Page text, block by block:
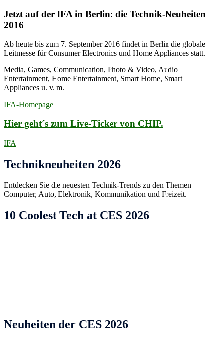
Jetzt auf der IFA in Berlin: die Technik-Neuheiten
2016
Ab heute bis zum 7. September 2016 findet in Berlin die globale
Leitmesse für Consumer Electronics und Home Appliances statt.
Media, Games, Communication, Photo & Video, Audio
Entertainment, Home Entertainment, Smart Home, Smart
Appliances u. v. m.
IFA-Homepage
Hier geht´s zum Live-Ticker von CHIP.
IFA
Technikneuheiten 2026
Entdecken Sie die neuesten Technik-Trends zu den Themen
Computer, Auto, Elektronik, Kommunikation und Freizeit.
10 Coolest Tech at CES 2026
Neuheiten der CES 2026